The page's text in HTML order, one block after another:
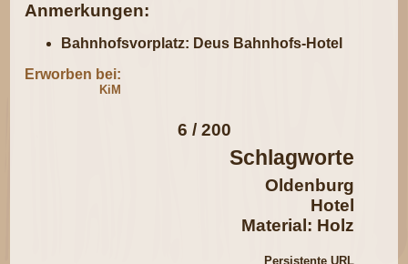
Anmerkungen:
Bahnhofsvorplatz: Deus Bahnhofs-Hotel
Erworben bei:
KiM
6 / 200
Schlagworte
Oldenburg
Hotel
Material: Holz
Persistente URL